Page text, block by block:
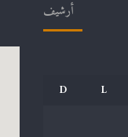
أرشيف
D
L